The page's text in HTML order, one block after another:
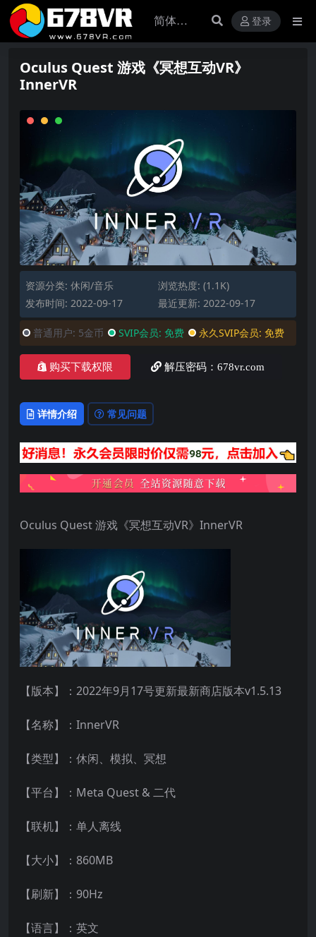
登录
Oculus Quest 游戏《冥想互动VR》
InnerVR
资源分类: 休闲/音乐
浏览热度: (1.1K)
发布时间: 2022-09-17
最近更新: 2022-09-17
普通用户: 5金币 SVIP会员: 免费 永久SVIP会员: 免费
购买下载权限 解压密码：678vr.com
详情介绍 常见问题
Oculus Quest 游戏《冥想互动VR》InnerVR
【版本】：2022年9月17号更新最新商店版本v1.5.13
【名称】：InnerVR
【类型】：休闲、模拟、冥想
【平台】：Meta Quest & 二代
【联机】：单人离线
【大小】：860MB
【刷新】：90Hz
【语言】：英文